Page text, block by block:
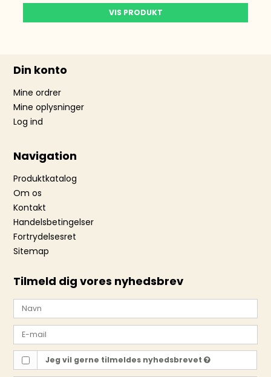
VIS PRODUKT
Din konto
Mine ordrer
Mine oplysninger
Log ind
Navigation
Produktkatalog
Om os
Kontakt
Handelsbetingelser
Fortrydelsesret
Sitemap
Tilmeld dig vores nyhedsbrev
Jeg vil gerne tilmeldes nyhedsbrevet